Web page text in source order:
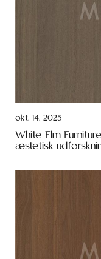
okt. 14, 2025
White Elm
æstetisk